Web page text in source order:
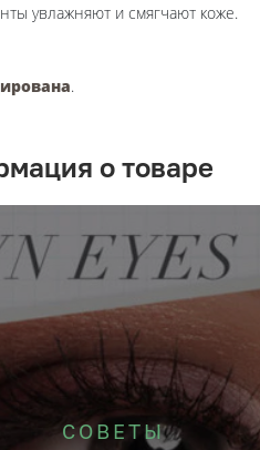
увлажняют и смягчают коже.
.
о товаре
СОВЕТЫ